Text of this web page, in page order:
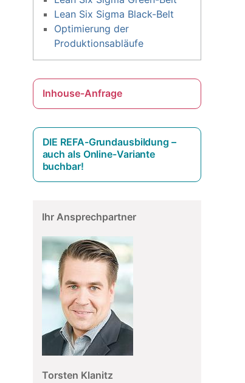
Lean Six Sigma Black-Belt
Optimierung der
Produktionsabläufe
Inhouse-Anfrage
DIE REFA-Grundausbildung –
auch als Online-Variante
buchbar!
Ihr Ansprechpartner
Torsten Klanitz